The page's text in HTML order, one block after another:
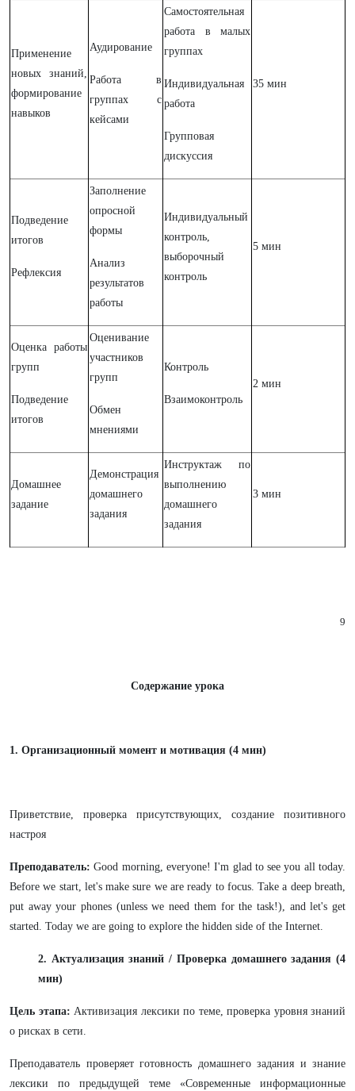
Применение
новых знаний,
формирование
навыков
Аудирование
Работа в
группах с
кейсами
Самостоятельная
работа в малых
группах
Индивидуальная
работа
Групповая
дискуссия
35 мин
Подведение
итогов
Рефлексия
Заполнение
опросной
формы
Анализ
результатов
работы
Индивидуальный
контроль,
выборочный
контроль
5 мин
Оценка работы
групп
Подведение
итогов
Оценивание
участников
групп
Обмен
мнениями
Контроль
Взаимоконтроль
2 мин
Домашнее
задание
Демонстрация
домашнего
задания
Инструктаж по
выполнению
домашнего
задания
3 мин
9
Содержание урока
1. Организационный момент и мотивация (4 мин)
Приветствие, проверка присутствующих, создание позитивного
настроя
Преподаватель: Good morning, everyone! I'm glad to see you all today.
Before we start, let's make sure we are ready to focus. Take a deep breath,
put away your phones (unless we need them for the task!), and let's get
started. Today we are going to explore the hidden side of the Internet.
2. Актуализация знаний / Проверка домашнего задания (4
мин)
Цель этапа: Активизация лексики по теме, проверка уровня знаний
о рисках в сети.
Преподаватель проверяет готовность домашнего задания и знание
лексики по предыдущей теме «Современные информационные